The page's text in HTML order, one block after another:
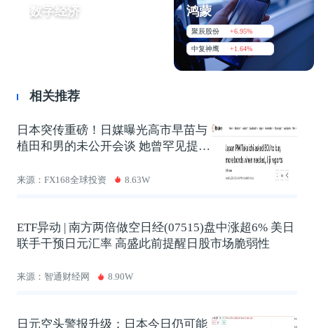
数字经济 鸿蒙
聚辰股份 +6.95%
中复神鹰 +1.64%
相关推荐
日本突传重磅！日媒曝光高市早苗与
植田和男的未公开会谈 她曾罕见提这
来源：FX168全球投资 8.63W
ETF异动 | 南方两倍做空日经(07515)盘中涨超6% 美日
联手干预日元汇率 高盛此前提醒日股市场脆弱性
来源：智通财经网 8.90W
日元空头警报升级：日本今日仍可能